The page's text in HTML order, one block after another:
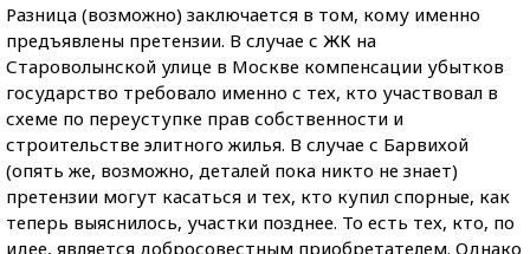
Разница (возможно) заключается в том, кому именно
предъявлены претензии. В случае с ЖК на
Староволынской улице в Москве компенсации убытков
государство требовало именно с тех, кто участвовал в
схеме по переуступке прав собственности и
строительстве элитного жилья. В случае с Барвихой
(опять же, возможно, деталей пока никто не знает)
претензии могут касаться и тех, кто купил спорные, как
теперь выяснилось, участки позднее. То есть тех, кто, по
идее, является добросовестным приобретателем. Однако